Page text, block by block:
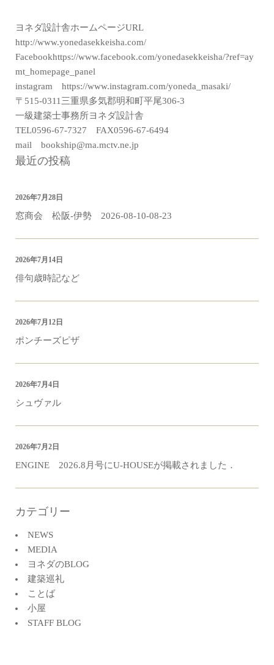
ヨネダ設計舎ホームページURL
http://www.yonedasekkeisha.com/
Facebookhttps://www.facebook.com/yonedasekkeisha/?ref=ay
mt_homepage_panel
instagram https://www.instagram.com/yoneda_masaki/
〒515-0311三重県多気郡明和町平尾306-3
一級建築士事務所ヨネダ設計舎
TEL0596-67-7327 FAX0596-67-6494
mail bookship@ma.mctv.ne.jp
最近の投稿
窓商会 松阪-伊勢 2026-08-10-08-23
2026年7月28日
俳句歳時記など
2026年7月14日
ポンチーズピザ
2026年7月12日
シュヴァル
2026年7月4日
ENGINE 2026.8月号にU-HOUSEが掲載されました．
2026年7月2日
カテゴリー
NEWS
MEDIA
ヨネダのBLOG
建築巡礼
ことば
小屋
STAFF BLOG